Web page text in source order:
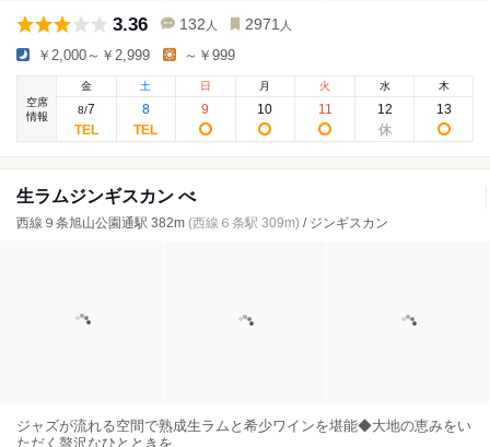
3.36 132 人 2971 人
￥2,000～￥2,999 ～￥999
空席
情報
金
8/7
土
8
日
9
月
10
火
11
水
12
木
13
生ラムジンギスカン べ
西線９条旭山公園通駅 382m (西線６条駅 309m) / ジンギスカン
ジャズが流れる空間で熟成生ラムと希少ワインを堪能◆大地の恵みをい
ただく贅沢なひとときを